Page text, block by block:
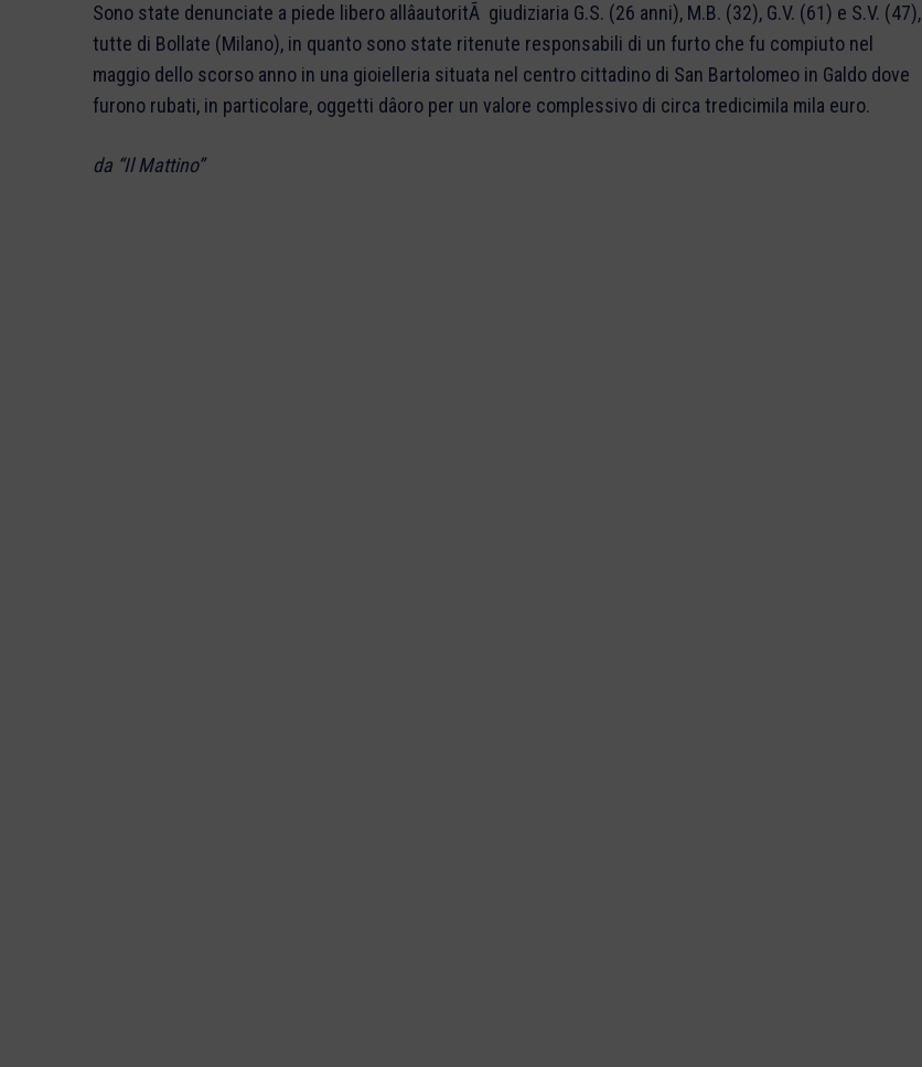
Sono state denunciate a piede libero allâautoritÃ giudiziaria G.S. (26 anni), M.B. (32), G.V. (61) e S.V. (47),
tutte di Bollate (Milano), in quanto sono state ritenute responsabili di un furto che fu compiuto nel
maggio dello scorso anno in una gioielleria situata nel centro cittadino di San Bartolomeo in Galdo dove
furono rubati, in particolare, oggetti dâoro per un valore complessivo di circa tredicimila mila euro.
da “Il Mattino”